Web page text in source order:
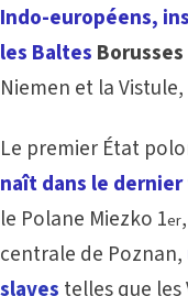
Indo-européens,
les Baltes Borusses
Niemen et la
Le premier État
naît dans le
le Polane Miezko 1er
centrale de Poznan,
slaves telles que les